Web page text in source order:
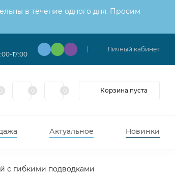
в течение одного дня. Просим
17:00
Личный кабинет
Корзина пуста
Актуальное Новинки
с гибкими подводками